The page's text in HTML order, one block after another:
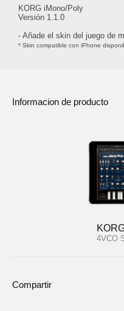
KORG iMono/Poly
Versión 1.1.0
- Añade el skin del juego de
* Skin compatible con iPhone
Informacion de producto
4VCO
Compartir